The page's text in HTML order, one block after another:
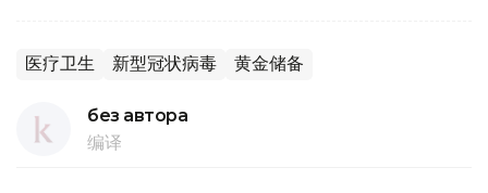
医疗卫生 新型冠状病毒 黄金储备
без автора
编译